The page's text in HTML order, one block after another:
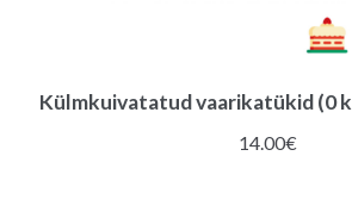
Külmkuivatatud vaarikatükid (0
14.00€